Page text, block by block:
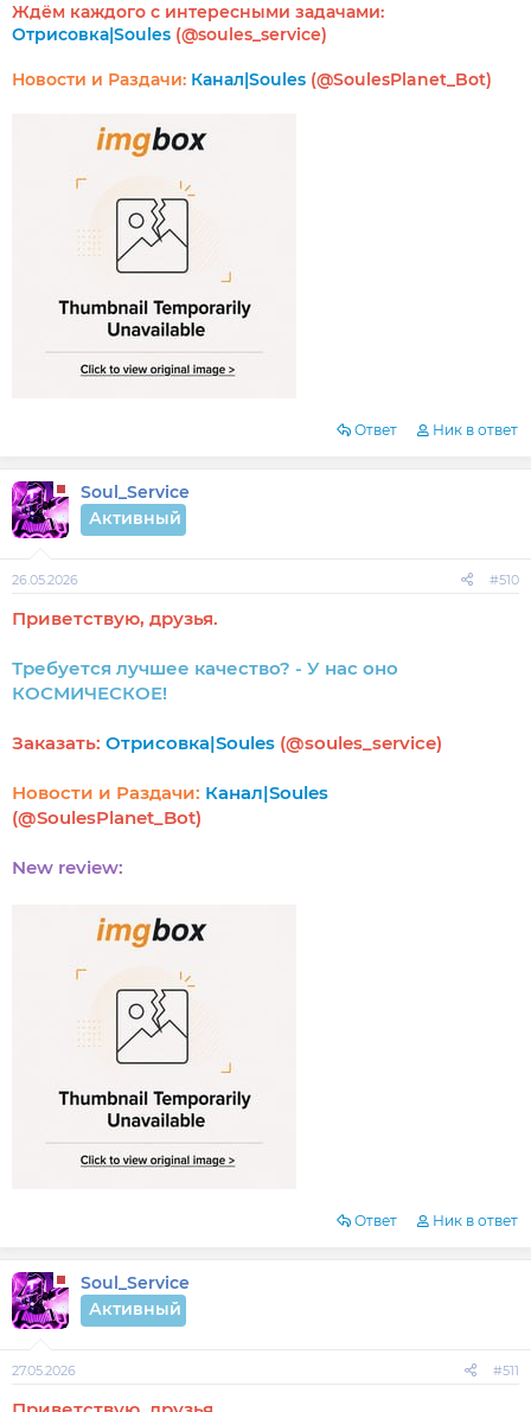
Ждём каждого с интересными задачами:
Отрисовка|Soules (@soules_service)
Новости и Раздачи: Канал|Soules (@SoulesPlanet_Bot)
Ответ Ник в ответ
Soul_Service
Активный
26.05.2026 #510
Приветствую, друзья.
Требуется лучшее качество? - У нас оно
КОСМИЧЕСКОЕ!
Заказать: Отрисовка|Soules (@soules_service)
Новости и Раздачи: Канал|Soules
(@SoulesPlanet_Bot)
New review:
Ответ Ник в ответ
Soul_Service
Активный
27.05.2026 #511